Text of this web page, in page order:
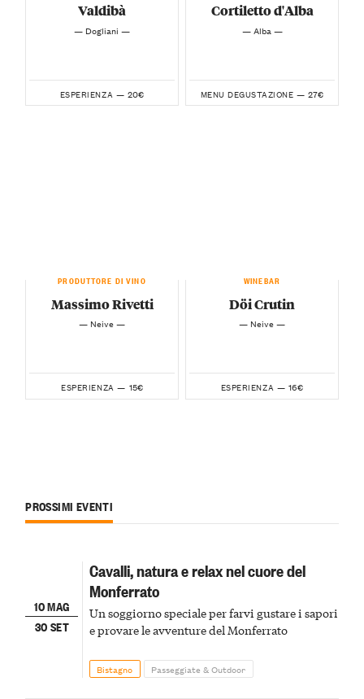
Valdibà
— Dogliani —
ESPERIENZA — 20€
Cortiletto d'Alba
— Alba —
MENU DEGUSTAZIONE — 27€
PRODUTTORE DI VINO
Massimo Rivetti
— Neive —
ESPERIENZA — 15€
WINEBAR
Döi Crutin
— Neive —
ESPERIENZA — 16€
PROSSIMI EVENTI
10 MAG
30 SET
Cavalli, natura e relax nel cuore del
Monferrato
Un soggiorno speciale per farvi gustare i sapori
e provare le avventure del Monferrato
Bistagno Passeggiate & Outdoor